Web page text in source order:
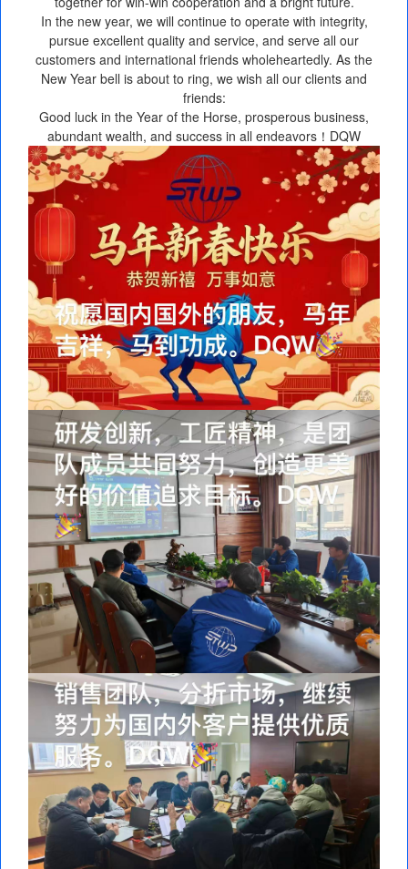
In the new year, we will continue to operate with integrity,
pursue excellent quality and service, and serve all our
customers and international friends wholeheartedly. As the
New Year bell is about to ring, we wish all our clients and
friends:
Good luck in the Year of the Horse, prosperous business,
abundant wealth, and success in all endeavors！DQW